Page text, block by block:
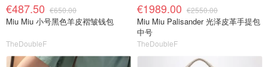
€487.50 €650.00
Miu Miu 小号黑色羊皮褶皱钱包
TheDoubleF
€1989.00 €2550.00
Miu Miu Palisander 光泽皮革手提包
中号
TheDoubleF